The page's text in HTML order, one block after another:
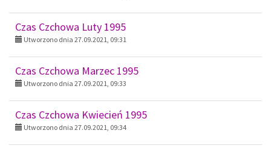
Czas Czchowa Luty 1995
Utworzono dnia 27.09.2021, 09:31
Czas Czchowa Marzec 1995
Utworzono dnia 27.09.2021, 09:33
Czas Czchowa Kwiecień 1995
Utworzono dnia 27.09.2021, 09:34